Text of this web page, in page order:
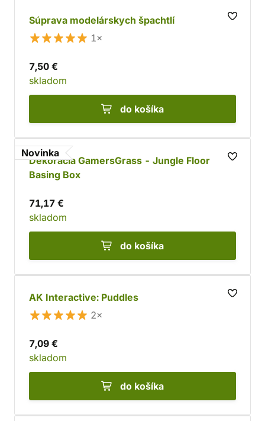
Súprava modelárskych špachtlí
1×
7,50 €
skladom
do košíka
Novinka
Dekorácia GamersGrass - Jungle Floor
Basing Box
71,17 €
skladom
do košíka
AK Interactive: Puddles
2×
7,09 €
skladom
do košíka